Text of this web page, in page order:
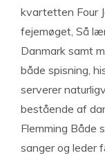
kvartetten Four
fejemøget, Så
Danmark samt
både spisning,
serverer
bestående af
Flemming Både
sanger og leder